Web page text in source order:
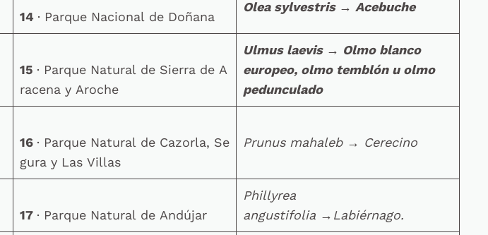
14 · Parque Nacional de Doñana
Olea sylvestris → Acebuche
15 · Parque Natural de Sierra de A
racena y Aroche
Ulmus laevis → Olmo blanco
europeo, olmo temblón u olmo
pedunculado
16 · Parque Natural de Cazorla, Se
gura y Las Villas
Prunus mahaleb → Cerecino
17 · Parque Natural de Andújar
Phillyrea
angustifolia → Labiérnago.